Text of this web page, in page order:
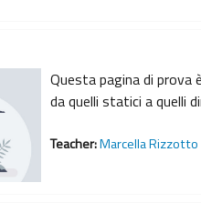
Questa pagina di prova
da quelli statici a quelli
Teacher:Marcella Rizzotto